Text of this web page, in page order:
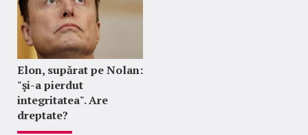
Elon, supărat pe Nolan:
"şi-a pierdut
integritatea". Are
dreptate?